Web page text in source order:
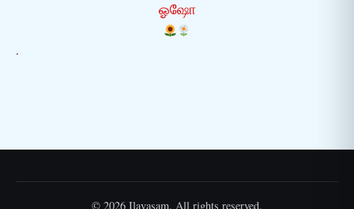
ஓஷோ
.
© 2026 Ilavasam. All rights reserved.